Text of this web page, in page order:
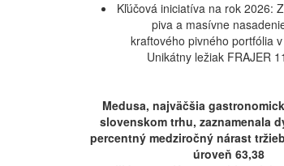
Kľúčová iniciatíva na rok 2026:
piva a masívne
kraftového pivného portfólia
Unikátny ležiak FRAJER
Medusa, najväčšia
slovenskom trhu, zaznamenala
percentný medziročný nárast
úroveň 63,38